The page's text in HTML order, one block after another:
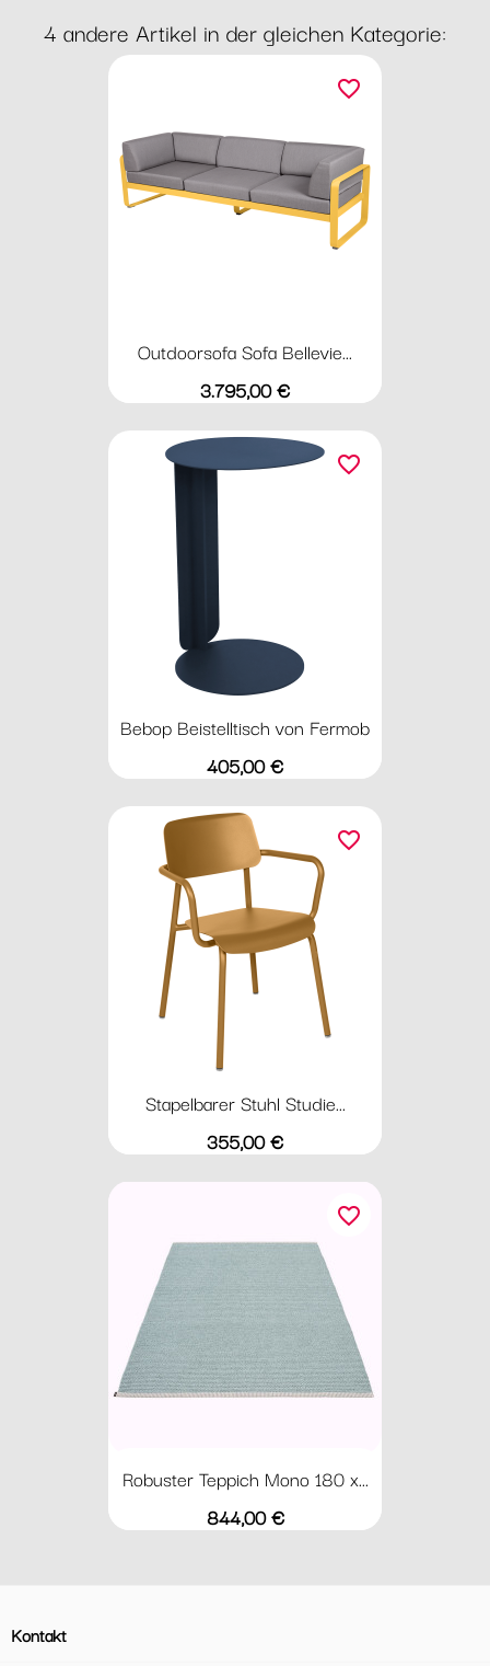
4 andere Artikel in der gleichen Kategorie:
Outdoorsofa Sofa Bellevie...
Preis
3.795,00 €
favorite_border
Bebop Beistelltisch von Fermob
Preis
405,00 €
favorite_border
Stapelbarer Stuhl Studie...
Preis
355,00 €
favorite_border
Robuster Teppich Mono 180 x...
Preis
844,00 €
favorite_border
Kontakt